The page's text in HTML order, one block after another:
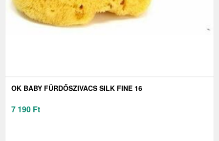
OK BABY FÜRDŐSZIVACS SILK FINE 16
7 190 Ft